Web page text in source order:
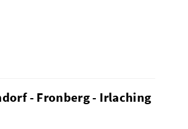
- Fronberg - Irlaching